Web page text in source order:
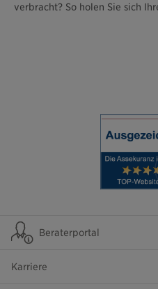
verbracht? So holen Sie sich
Beraterportal
Karriere